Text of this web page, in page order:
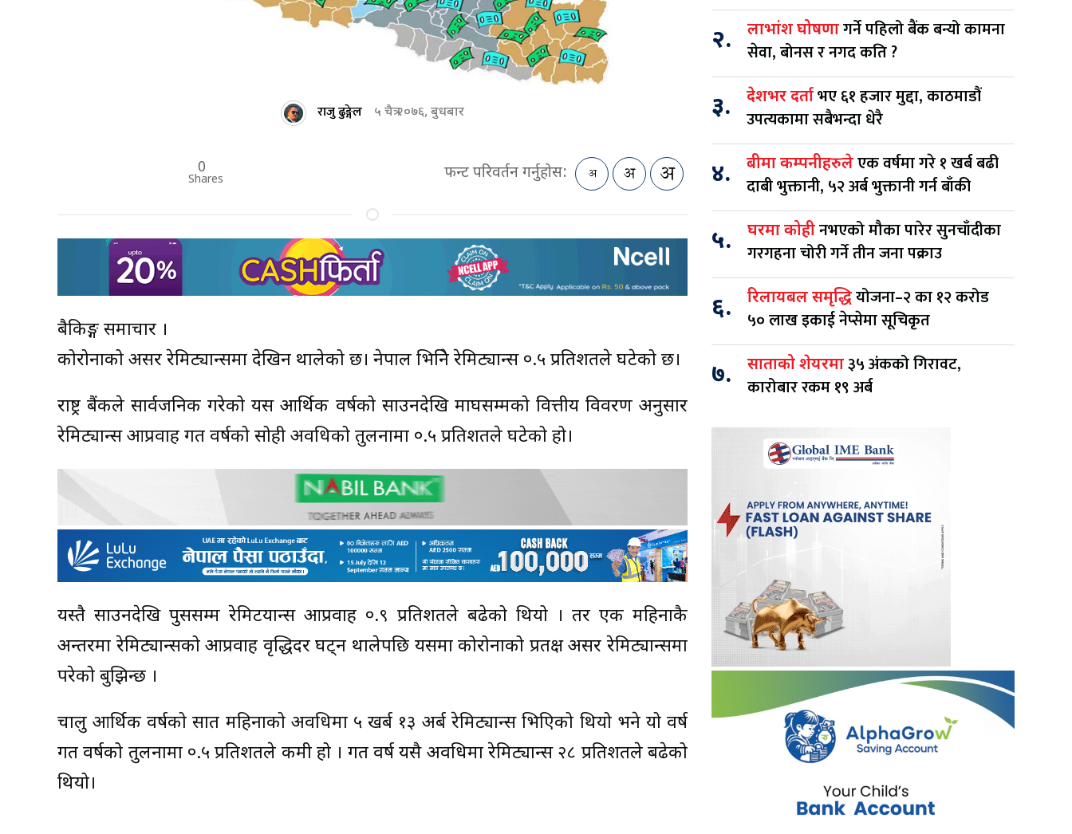
राजु ढुङ्गेल ५ चैत्र २०७६, बुधबार
0
Shares फन्ट परिवर्तन गर्नुहोस:
बैकिङ्ग समाचार ।
कोरोनाको असर रेमिट्यान्समा देखिन थालेको छ। नेपाल भित्रिने रेमिट्यान्स ०.५ प्रतिशतले घटेको छ।
राष्ट्र बैंकले सार्वजनिक गरेको यस आर्थिक वर्षको साउनदेखि माघसम्मको वित्तीय विवरण अनुसार
रेमिट्यान्स आप्रवाह गत वर्षको सोही अवधिको तुलनामा ०.५ प्रतिशतले घटेको हो।
यस्तै साउनदेखि पुससम्म रेमिटयान्स आप्रवाह ०.९ प्रतिशतले बढेको थियो । तर एक महिनाकै
अन्तरमा रेमिट्यान्सको आप्रवाह वृद्धिदर घट्न थालेपछि यसमा कोरोनाको प्रतक्ष असर रेमिट्यान्समा
परेको बुझिन्छ ।
चालु आर्थिक वर्षको सात महिनाको अवधिमा ५ खर्ब १३ अर्ब रेमिट्यान्स भित्रिएको थियो भने यो वर्ष
गत वर्षको तुलनामा ०.५ प्रतिशतले कमी हो । गत वर्ष यसै अवधिमा रेमिट्यान्स २८ प्रतिशतले बढेको
थियो।
२. लाभांश घोषणागर्ने पहिलो बैंक बन्यो कामना
सेवा, बोनस र नगद कति ?
३. देशभर दर्ताभए ६१ हजार मुद्दा, काठमाडौं
उपत्यकामा सबैभन्दा धेरै
४. बीमा कम्पनीहरुलेएक वर्षमा गरे १ खर्ब बढी
दाबी भुक्तानी, ५२ अर्ब भुक्तानी गर्न बाँकी
५. घरमा कोहीनभएको मौका पारेर सुनचाँदीका
गरगहना चोरी गर्ने तीन जना पक्राउ
६. रिलायबल समृद्धियोजना–२ का १२ करोड
५० लाख इकाई नेप्सेमा सूचिकृत
७. साताको शेयरमा३५ अंकको गिरावट,
कारोबार रकम १९ अर्ब